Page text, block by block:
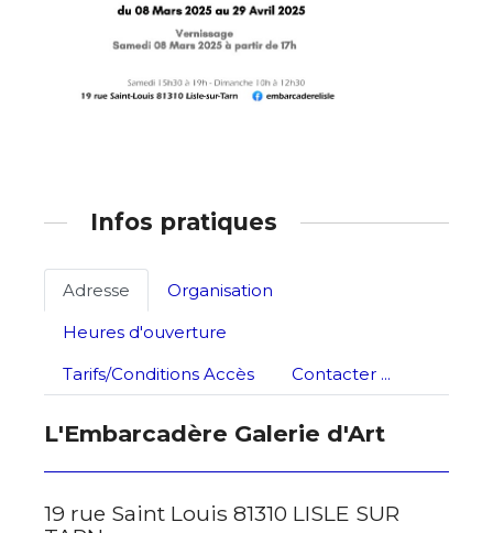
J'accepte lestermes et conditions
* Champ obligatoire
* Champ obligatoire
Infos pratiques
Adresse
Organisation
Heures d'ouverture
Tarifs/Conditions Accès
Contacter ...
L'Embarcadère Galerie d'Art
19 rue Saint Louis 81310 LISLE SUR